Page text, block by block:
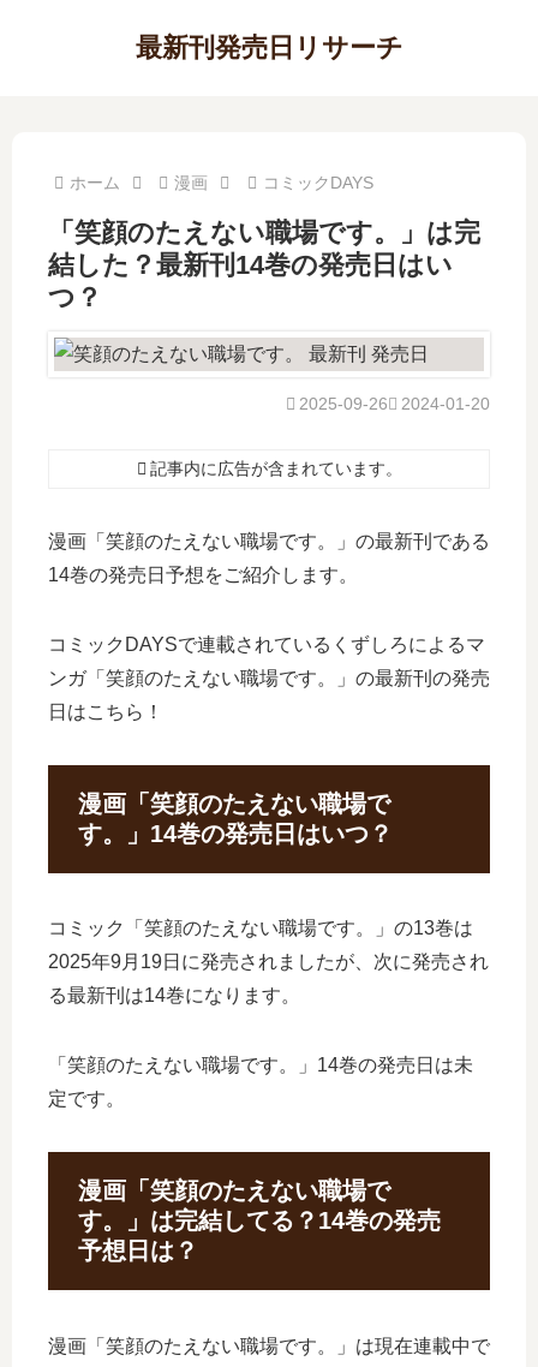
最新刊発売日リサーチ
ホーム 漫画 コミックDAYS
「笑顔のたえない職場です。」は完
結した？最新刊14巻の発売日はい
つ？
2024-01-20
2025-09-26
記事内に広告が含まれています。
漫画「笑顔のたえない職場です。」の最新刊である
14巻の発売日予想をご紹介します。
コミックDAYSで連載されているくずしろによるマ
ンガ「笑顔のたえない職場です。」の最新刊の発売
日はこちら！
漫画「笑顔のたえない職場で
す。」14巻の発売日はいつ？
コミック「笑顔のたえない職場です。」の13巻は
2025年9月19日に発売されましたが、次に発売され
る最新刊は14巻になります。
「笑顔のたえない職場です。」14巻の発売日は未
定です。
漫画「笑顔のたえない職場で
す。」は完結してる？14巻の発売
予想日は？
漫画「笑顔のたえない職場です。」は現在連載中で